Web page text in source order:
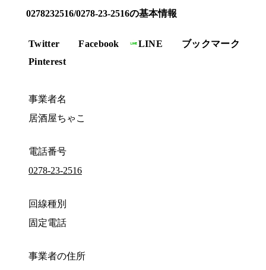
0278232516/0278-23-2516の基本情報
Twitter Facebook LINE
ブックマーク
Pinterest
事業者名
居酒屋ちゃこ
電話番号
0278-23-2516
回線種別
固定電話
事業者の住所